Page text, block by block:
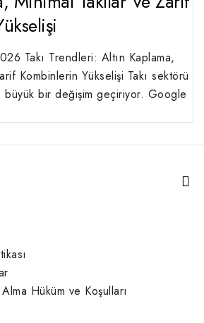
Takı Trendleri: Altın Kaplama,
Kombinlerin Yükselişi Takı sektörü
bir değişim geçiriyor. Google
Hüküm ve Koşulları